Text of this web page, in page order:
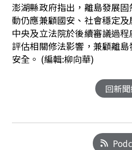
澎湖縣政府指出，離島發展
動仍應兼顧國安、社會穩定
中央及立法院於後續審議過
評估相關修法影響，兼顧離
安全。 (編輯:柳向華)
回新